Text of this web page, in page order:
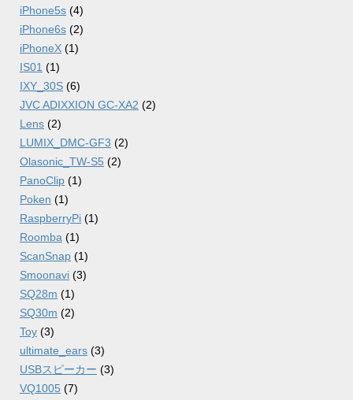
iPhone5s (4)
iPhone6s (2)
iPhoneX (1)
IS01 (1)
IXY_30S (6)
JVC ADIXXION GC-XA2 (2)
Lens (2)
LUMIX_DMC-GF3 (2)
Olasonic_TW-S5 (2)
PanoClip (1)
Poken (1)
RaspberryPi (1)
Roomba (1)
ScanSnap (1)
Smoonavi (3)
SQ28m (1)
SQ30m (2)
Toy (3)
ultimate_ears (3)
USBスピーカー (3)
VQ1005 (7)